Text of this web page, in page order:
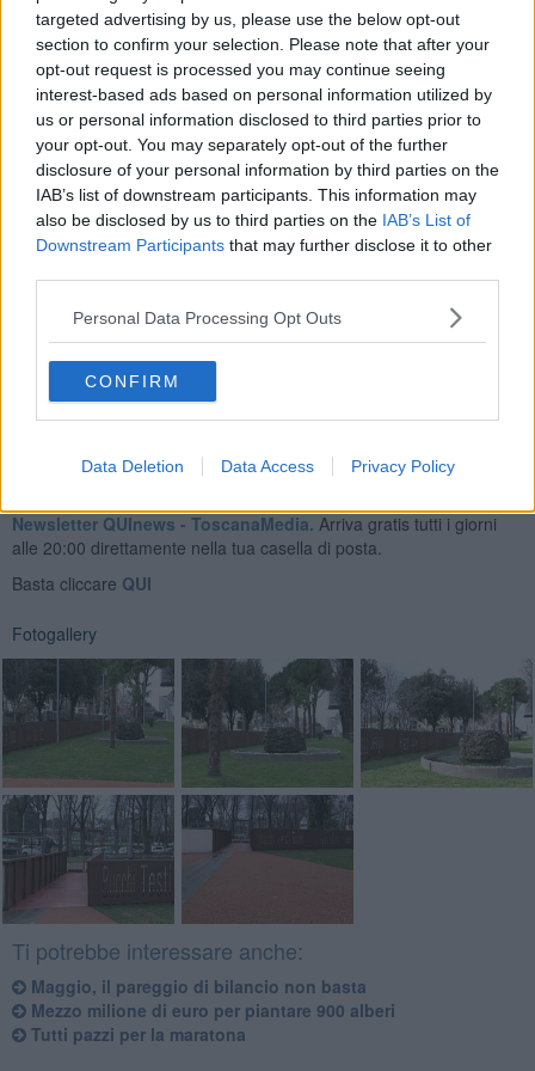
targeted advertising by us, please use the below opt-out
section to confirm your selection. Please note that after your
opt-out request is processed you may continue seeing
interest-based ads based on personal information utilized by
us or personal information disclosed to third parties prior to
your opt-out. You may separately opt-out of the further
disclosure of your personal information by third parties on the
IAB’s list of downstream participants. This information may
also be disclosed by us to third parties on the IAB’s List of
Downstream Participants that may further disclose it to other
Personal Data Processing Opt Outs
CONFIRM
Data Deletion Data Access Privacy Policy
"Finalmente lapiazza Gui si ricongiunge con le Cascine- ha
sottolineato il sindaco -. Grazie ad un investimento di 2 milioni di
euro abbiamo completato i lavori per la fognatura che servirà sia a
pulire il fosso Macinante che a raccogliere le acque reflue del viale
Fratelli Rosselli. Un intervento che metterà in sicurezza l'intera area
in caso di nubifragi e creerà un unico spazio verde. I lavori del
secondo lotto termineranno invece a primavera e alla fine il
Macinante sarà completamente pulito. La custodia dell'area, oltre il
fosso Macinante - ha aggiunto - sarà garantita dai gestori del
c'erano prostituzione e degrado abbiamo recuperato la
bellezzadel parco con fontane, alberi e panchine"
Newsletter QUInews - ToscanaMedia. Arriva gratis tutti i giorni
alle 20:00 direttamente nella tua casella di posta.
Basta cliccare QUI
Fotogallery
Ti potrebbe interessare anche:
Maggio, il pareggio di bilancio non basta
Mezzo milione di euro per piantare 900 alberi
Tutti pazzi per la maratona